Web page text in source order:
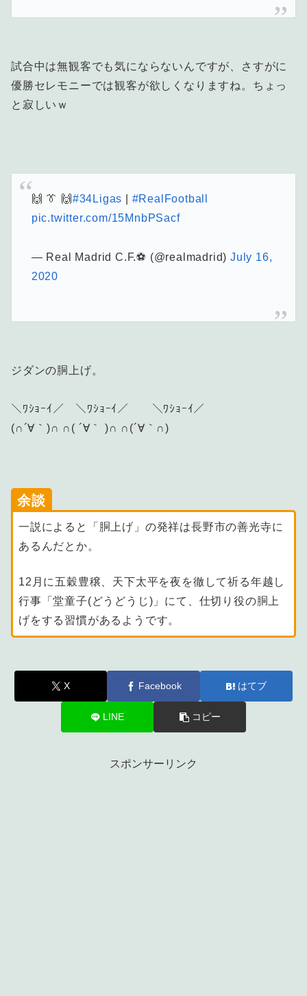
試合中は無観客でも気にならないんですが、さすがに
優勝セレモニーでは観客が欲しくなりますね。ちょっ
と寂しいｗ
🙌 👔 🙌 #34Ligas
#RealFootball
pic.twitter.com/15MnbPSacf
— Real Madrid C.F.⚽ (@realmadrid) July 16,
2020
ジダンの胴上げ。
＼ﾜｼｮｰｲ／ ＼ﾜｼｮｰｲ／ ＼ﾜｼｮｰｲ／
(∩´∀｀)∩ ∩( ´∀｀ )∩ ∩(´∀｀∩)
余談
一説によると「胴上げ」の発祥は長野市の善光寺に
あるんだとか。
12月に五穀豊穣、天下太平を夜を徹して祈る年越し
行事「堂童子(どうどうじ)」にて、仕切り役の胴上
げをする習慣があるようです。
X Facebook はてブ
LINE コピー
スポンサーリンク